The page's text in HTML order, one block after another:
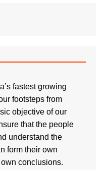
fastest growing
footsteps from
objective of our
that the people
understand the
form their own
conclusions.